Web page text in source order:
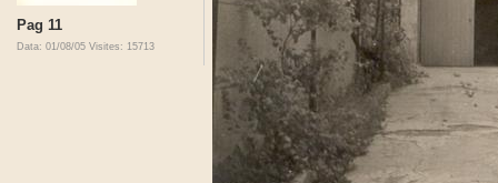
Pag 11
Data: 01/08/05 Visites: 15713